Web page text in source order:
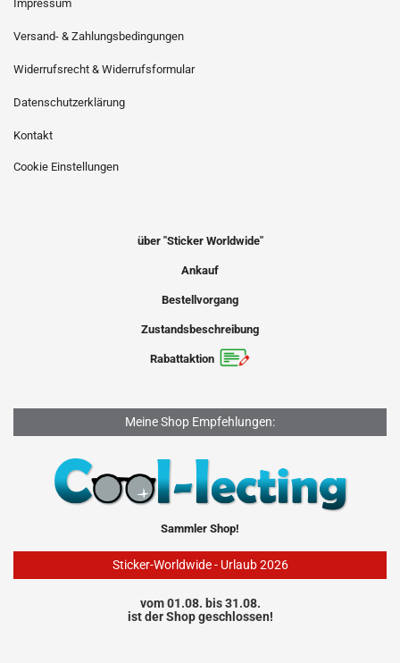
Impressum
Versand- & Zahlungsbedingungen
Widerrufsrecht & Widerrufsformular
Datenschutzerklärung
Kontakt
Cookie Einstellungen
über "Sticker Worldwide"
Ankauf
Bestellvorgang
Zustandsbeschreibung
Rabattaktion
Meine Shop Empfehlungen:
Sammler Shop!
Sticker-Worldwide - Urlaub 2026
vom 01.08. bis 31.08.
ist der Shop geschlossen!